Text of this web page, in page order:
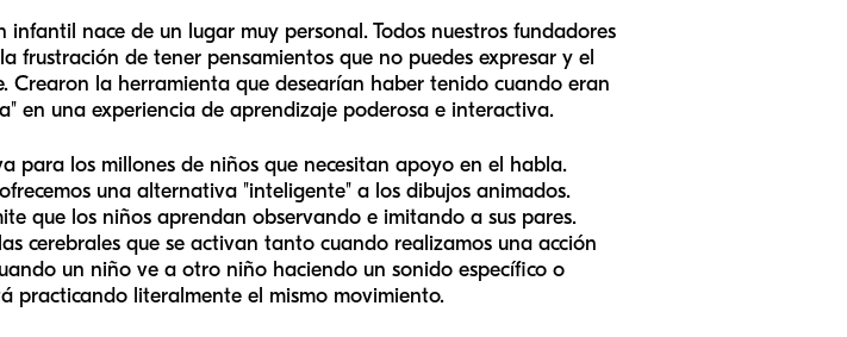
infantil nace de un lugar muy personal. Todos nuestros fundadores
frustración de tener pensamientos que no puedes expresar y el
Crearon la herramienta que desearían haber tenido cuando eran
en una experiencia de aprendizaje poderosa e interactiva.
para los millones de niños que necesitan apoyo en el habla.
una alternativa "inteligente" a los dibujos animados.
que los niños aprendan observando e imitando a sus pares.
cerebrales que se activan tanto cuando realizamos una acción
un niño ve a otro niño haciendo un sonido específico o
practicando literalmente el mismo movimiento.